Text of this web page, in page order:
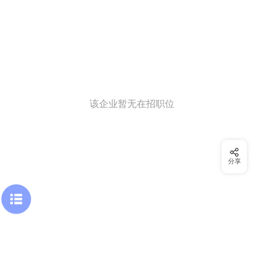
该企业暂无在招职位
分享